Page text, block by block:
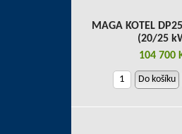
MAGA KOTEL
(20/25
104 700
Do košíku